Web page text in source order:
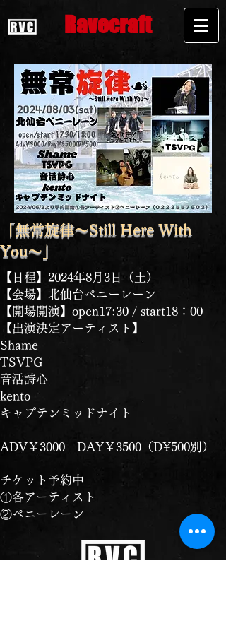
Ravecraft
「無常旋律〜Still Here With
You〜」
【日程】2024年8月3日（土）
【会場】北仙台ペニーレーン
【開場開演】open17:30 / start18：00
【出演決定アーティスト】
Shame
TSVPG
音活詩心
kento
キャプテンミッドナイト
ADV￥3000 DAY￥3500（D¥500別）
チケット予約中
①各アーティスト
②ペニーレーン